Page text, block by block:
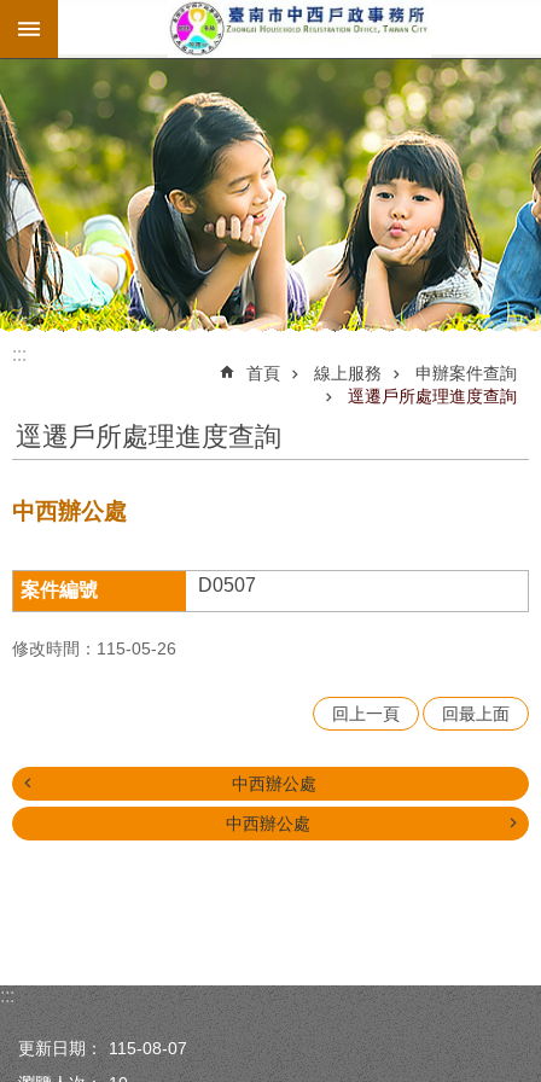
跳到主要內容區塊
:::
:::
首頁 線上服務
申辦案件查詢
逕遷戶所處理進度查詢
逕遷戶所處理進度查詢
中西辦公處
D0507
修改時間：115-05-26
回上一頁 回最上面
中西辦公處
中西辦公處
:::
更新日期：
115-08-07